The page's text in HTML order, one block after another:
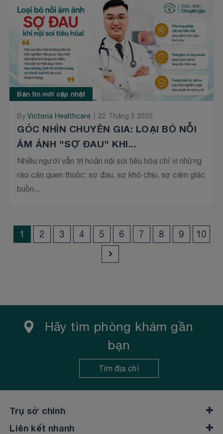
Bản tin mới cập nhật
ByVictoria Healthcare 22 Tháng 5 2026
GÓC NHÌN CHUYÊN GIA: LOẠI BỎ NỖI
ÁM ẢNH "SỢ ĐAU" KHI...
Nhiều người vẫn trì hoãn nội soi tiêu hóa chỉ vì những
rào cản quen thuộc: sợ đau, sợ khó chịu, sợ cảm giác
buồn...
1 2 3 4 5 6 7 8 9 10
Hãy tìm phòng khám gần
bạn
Tìm địa chỉ
Trụ sở chính
Liên kết nhanh